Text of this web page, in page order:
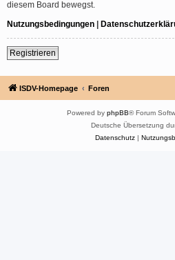
diesem Board bewegst.
Nutzungsbedingungen |
Registrieren
ISDV-Homepage Foren
Powered by phpBB® Forum
Deutsche Übersetzung
Datenschutz|